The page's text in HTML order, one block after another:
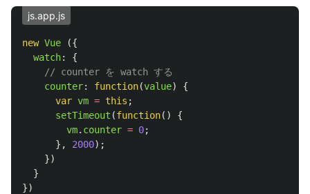
js.app.js
new Vue
({
watch:
{
// counter を watch する
counter: function(value)
{
var vm = this ;
setTimeout (function()
{
vm. counter = 0;
},
2000);
})
}
})